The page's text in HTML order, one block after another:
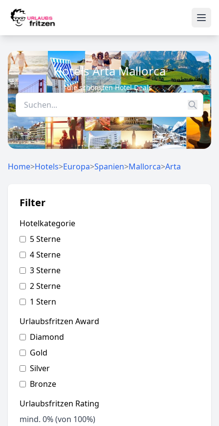
Hotels Arta Mallorca
die schönsten Hotel Deals
Home>Hotels>Europa>Spanien>Mallorca>Arta
Filter
Hotelkategorie
5 Sterne
4 Sterne
3 Sterne
2 Sterne
1 Stern
Urlaubsfritzen Award
Diamond
Gold
Silver
Bronze
Urlaubsfritzen Rating
mind. 0% (von 100%)